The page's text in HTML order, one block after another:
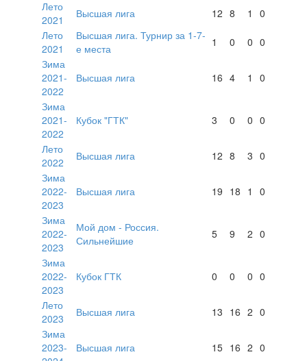
Лето
2021
Высшая лига 12 8 1
0
Лето
2021
Высшая лига. Турнир за 1-7-
е места
1 0 0 0
Зима
2021-
2022
Высшая лига 16 4 1 0
Зима
2021-
2022
Кубок "ГТК" 3 0 0 0
Лето
2022
Высшая лига 12 8 3 0
Зима
2022-
2023
Высшая лига 19 18 1 0
Зима
2022-
2023
Мой дом - Россия.
Сильнейшие
5 9 2 0
Зима
2022-
2023
Кубок ГТК 0 0 0 0
Лето
2023
Высшая лига 13 16 2 0
Зима
2023-
Высшая лига 15 16 2 0